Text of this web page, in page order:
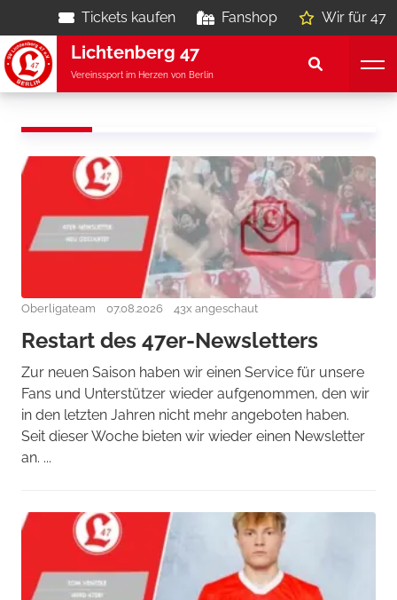
Tickets kaufen Fanshop Wir für 47
Lichtenberg 47
Vereinssport im Herzen von Berlin
Oberligateam 07.08.2026 43x angeschaut
Restart des 47er-Newsletters
Zur neuen Saison haben wir einen Service für unsere
Fans und Unterstützer wieder aufgenommen, den wir
in den letzten Jahren nicht mehr angeboten haben.
Seit dieser Woche bieten wir wieder einen Newsletter
an. ...